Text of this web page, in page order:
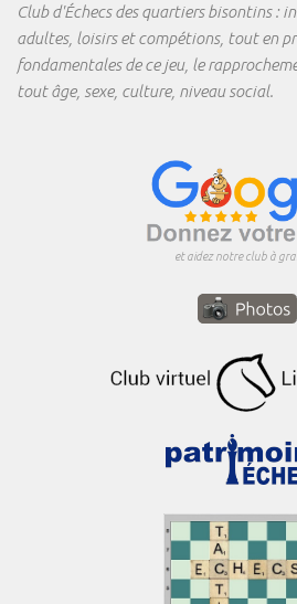
Club d'Échecs des quartiers bisontins :
adultes, loisirs et compétions, tout en
fondamentales de ce jeu, le
tout âge, sexe, culture, niveau social.
et aidez notre club à